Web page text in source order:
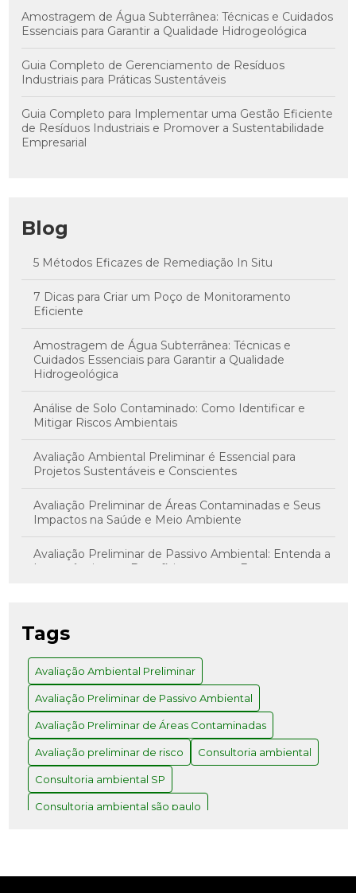
Amostragem de Água Subterrânea: Técnicas e Cuidados
Essenciais para Garantir a Qualidade Hidrogeológica
Guia Completo de Gerenciamento de Resíduos
Industriais para Práticas Sustentáveis
Guia Completo para Implementar uma Gestão Eficiente
de Resíduos Industriais e Promover a Sustentabilidade
Empresarial
Blog
5 Métodos Eficazes de Remediação In Situ
7 Dicas para Criar um Poço de Monitoramento
Eficiente
Amostragem de Água Subterrânea: Técnicas e
Cuidados Essenciais para Garantir a Qualidade
Hidrogeológica
Análise de Solo Contaminado: Como Identificar e
Mitigar Riscos Ambientais
Avaliação Ambiental Preliminar é Essencial para
Projetos Sustentáveis e Conscientes
Avaliação Preliminar de Áreas Contaminadas e Seus
Impactos na Saúde e Meio Ambiente
Avaliação Preliminar de Passivo Ambiental: Entenda a
Importância e os Benefícios para sua Empresa
Caminho para Decisões Assertivas
Avaliação Preliminar: Como Realizar e Quais os
Benefícios para Seu Projeto
Como a Consultoria Ambiental em SP Pode
Transformar Seu Negócio
Como a Consultoria Ambiental SP Pode Transformar
Seu Negócio
Tags
Avaliação Ambiental Preliminar
Avaliação Preliminar de Passivo Ambiental
Avaliação Preliminar de Áreas Contaminadas
Avaliação preliminar de risco Consultoria ambiental
Consultoria ambiental SP
Consultoria ambiental são paulo